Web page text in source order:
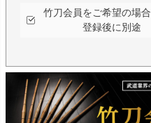
竹刀会員をご希望の場
登録後に別途